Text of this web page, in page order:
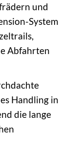
und
System
Abfahrten
Handling in
die lange